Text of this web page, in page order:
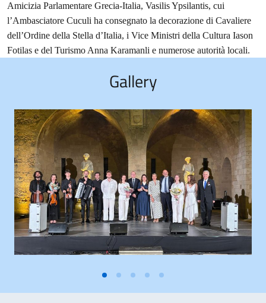
Amicizia Parlamentare Grecia-Italia, Vasilis Ypsilantis, cui
l’Ambasciatore Cuculi ha consegnato la decorazione di Cavaliere
dell’Ordine della Stella d’Italia, i Vice Ministri della Cultura Iason
Fotilas e del Turismo Anna Karamanli e numerose autorità locali.
Gallery